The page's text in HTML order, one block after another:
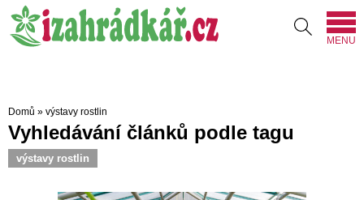
MENU
Domů » výstavy rostlin
Vyhledávání článků podle tagu
výstavy rostlin